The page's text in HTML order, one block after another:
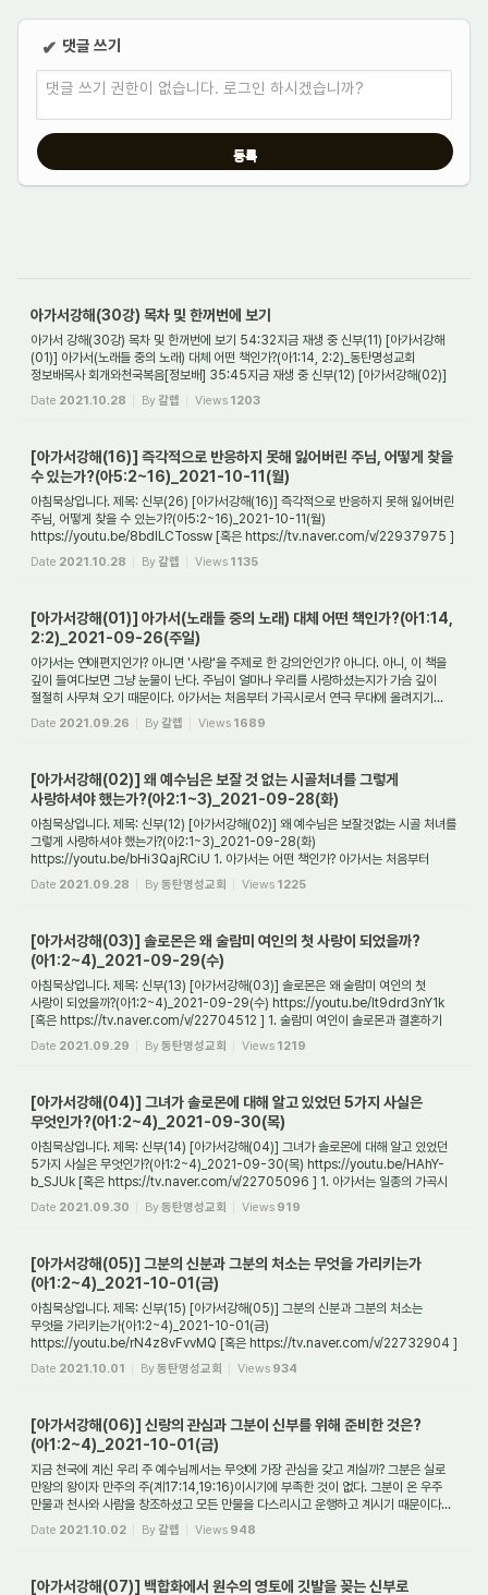
✔ 댓글 쓰기
댓글 쓰기 권한이 없습니다. 로그인 하시겠습니까?
아가서강해(30강) 목차 및 한꺼번에 보기
아가서 강해(30강) 목차 및 한꺼번에 보기 54:32지금 재생 중 신부(11) [아가서강해
(01)] 아가서(노래들 중의 노래) 대체 어떤 책인가?(아1:14, 2:2)_동탄명성교회
정보배목사 회개와천국복음[정보배] 35:45지금 재생 중 신부(12) [아가서강해(02)]
왜 예수님...
Date 2021.10.28 By갈렙 Views 1203
[아가서강해(16)] 즉각적으로 반응하지 못해 잃어버린 주님, 어떻게 찾을
수 있는가?(아5:2~16)_2021-10-11(월)
아침묵상입니다. 제목: 신부(26) [아가서강해(16)] 즉각적으로 반응하지 못해 잃어버린
주님, 어떻게 찾을 수 있는가?(아5:2~16)_2021-10-11(월)
https://youtu.be/8bdlLCTossw [혹은 https://tv.naver.com/v/22937975 ]
1. 솔로몬과 결혼했던 술람미 여인은 ...
Date 2021.10.28 By갈렙 Views 1135
[아가서강해(01)] 아가서(노래들 중의 노래) 대체 어떤 책인가?(아1:14,
2:2)_2021-09-26(주일)
아가서는 연애편지인가? 아니면 '사랑'을 주제로 한 강의안인가? 아니다. 아니, 이 책을
깊이 들여다보면 그냥 눈물이 난다. 주님이 얼마나 우리를 사랑하셨는지가 가슴 깊이
절절히 사무쳐 오기 때문이다. 아가서는 처음부터 가곡시로서 연극 무대에 올려지기...
Date 2021.09.26 By갈렙 Views 1689
[아가서강해(02)] 왜 예수님은 보잘 것 없는 시골처녀를 그렇게
사랑하셔야 했는가?(아2:1~3)_2021-09-28(화)
아침묵상입니다. 제목: 신부(12) [아가서강해(02)] 왜 예수님은 보잘것없는 시골 처녀를
그렇게 사랑하셔야 했는가?(아2:1~3)_2021-09-28(화)
https://youtu.be/bHi3QajRCiU 1. 아가서는 어떤 책인가? 아가서는 처음부터
오페라 가곡시처럼 쓰여진 책으로서, ...
Date 2021.09.28 By동탄명성교회 Views 1225
[아가서강해(03)] 솔로몬은 왜 술람미 여인의 첫 사랑이 되었을까?
(아1:2~4)_2021-09-29(수)
아침묵상입니다. 제목: 신부(13) [아가서강해(03)] 솔로몬은 왜 술람미 여인의 첫
사랑이 되었을까?(아1:2~4)_2021-09-29(수) https://youtu.be/It9drd3nY1k
[혹은 https://tv.naver.com/v/22704512 ] 1. 술람미 여인이 솔로몬과 결혼하기
전에도 그녀는 다른 ...
Date 2021.09.29 By동탄명성교회 Views 1219
[아가서강해(04)] 그녀가 솔로몬에 대해 알고 있었던 5가지 사실은
무엇인가?(아1:2~4)_2021-09-30(목)
아침묵상입니다. 제목: 신부(14) [아가서강해(04)] 그녀가 솔로몬에 대해 알고 있었던
5가지 사실은 무엇인가?(아1:2~4)_2021-09-30(목) https://youtu.be/HAhY-
b_SJUk [혹은 https://tv.naver.com/v/22705096 ] 1. 아가서는 일종의 가곡시
곧 오페라다. 아가...
Date 2021.09.30 By동탄명성교회 Views 919
[아가서강해(05)] 그분의 신분과 그분의 처소는 무엇을 가리키는가
(아1:2~4)_2021-10-01(금)
아침묵상입니다. 제목: 신부(15) [아가서강해(05)] 그분의 신분과 그분의 처소는
무엇을 가리키는가(아1:2~4)_2021-10-01(금)
https://youtu.be/rN4z8vFvvMQ [혹은 https://tv.naver.com/v/22732904 ]
1. 술람미 여인이 "[그가] 내게 입맞추기를 원하니(아1:2)...
Date 2021.10.01 By동탄명성교회 Views 934
[아가서강해(06)] 신랑의 관심과 그분이 신부를 위해 준비한 것은?
(아1:2~4)_2021-10-01(금)
지금 천국에 계신 우리 주 예수님께서는 무엇에 가장 관심을 갖고 계실까? 그분은 실로
만왕의 왕이자 만주의 주(계17:14,19:16)이시기에 부족한 것이 없다. 그분이 온 우주
만물과 천사와 사람을 창조하셨고 모든 만물을 다스리시고 운행하고 계시기 때문이다...
Date 2021.10.02 By갈렙 Views 948
[아가서강해(07)] 백합화에서 원수의 영토에 깃발을 꽂는 신부로